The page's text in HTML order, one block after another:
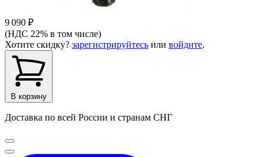
9 090 ₽
(НДС 22% в том числе)
Хотите скидку? зарегистрируйтесь или войдите.
В корзину
Доставка по всей России и странам СНГ